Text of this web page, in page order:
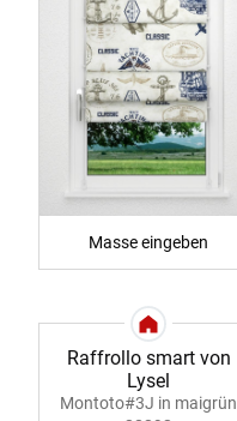
Masse eingeben
Raffrollo smart von
Lysel
Montoto#3J in maigrün